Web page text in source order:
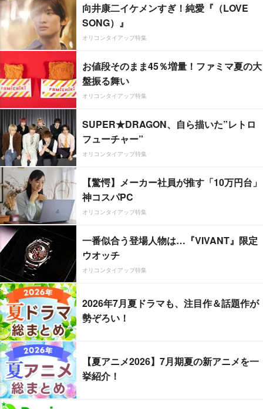
向井康二イケメンすぎ！純愛『（LOVE
SONG）』
オリコンタイアップ特集
お値段そのまま45％増量！ファミマ夏の大
盤振る舞い
オリコンタイアップ特集
SUPER★DRAGON、自ら描いた”レトロ
フューチャー”
オリコンタイアップ特集
【驚愕】メーカー社員が推す「10万円台」
神コスパPC
オリコンタイアップ特集
一番似合う登場人物は…『VIVANT』限定
ウオッチ
オリコンタイアップ特集
2026年7月夏ドラマも、注目作＆話題作が
勢ぞろい！
【夏アニメ2026】7月期夏の新アニメを一
挙紹介！